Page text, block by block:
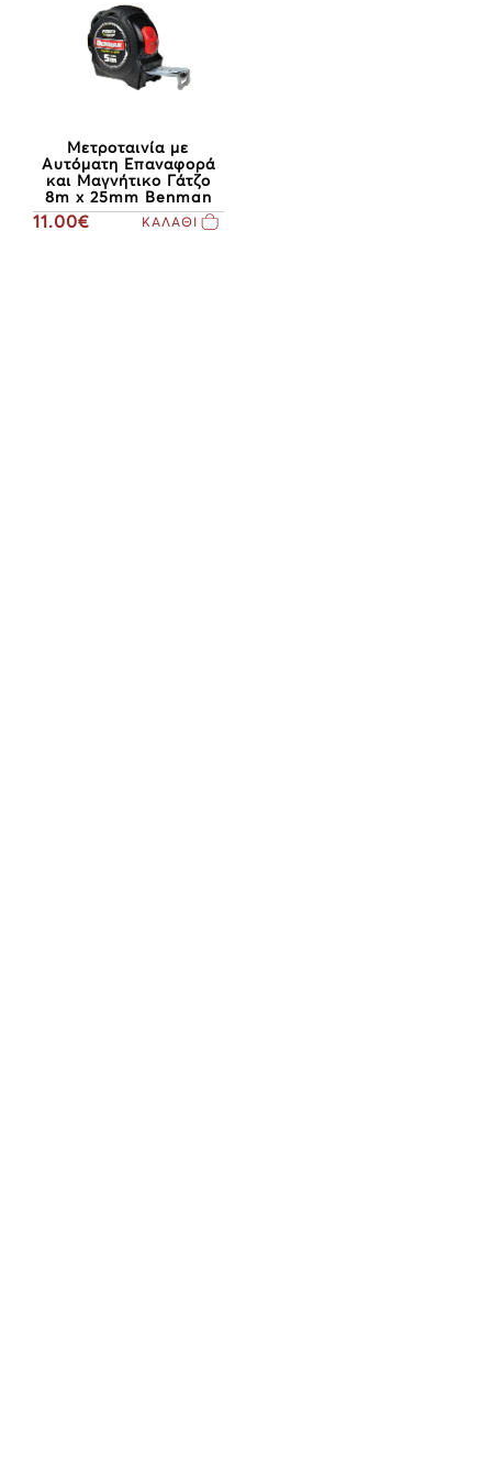
Μετροταινία με
Αυτόματη Επαναφορά
και Μαγνήτικο Γάτζο
8m x 25mm Benman
11.00€ ΚΑΛΑΘΙ